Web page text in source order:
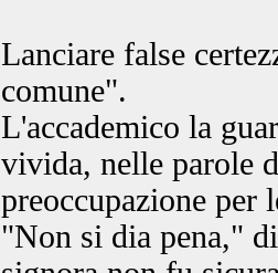
Lanciare false
comune".
L'accademico la
vivida, nelle parole
preoccupazione per
"Non si dia pena,"